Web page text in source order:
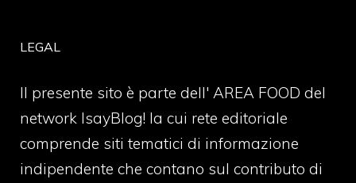
LEGAL
Il presente sito è parte dell' AREA FOOD del
network IsayBlog! la cui rete editoriale
comprende siti tematici di informazione
indipendente che contano sul contributo di